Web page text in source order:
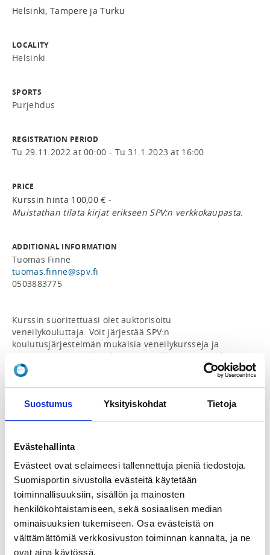
Suostumus Yksityiskohdat Tietoja
Evästehallinta
Evästeet ovat selaimeesi tallennettuja pieniä tiedostoja.
Suomisportin sivustolla evästeitä käytetään
toiminnallisuuksiin, sisällön ja mainosten
henkilökohtaistamiseen, sekä sosiaalisen median
ominaisuuksien tukemiseen. Osa evästeistä on
välttämättömiä verkkosivuston toiminnan kannalta, ja ne
ovat aina käytössä.
Helsinki, Tampere ja Turku
LOCALITY
Helsinki
SPORTS
Purjehdus
REGISTRATION PERIOD
Tu 29.11.2022 at 00:00 - Tu 31.1.2023 at 16:00
PRICE
Kurssin hinta 100,00 € -
Muistathan tilata kirjat erikseen SPV:n verkkokaupasta.
ADDITIONAL INFORMATION
Tuomas Finne
tuomas.finne@spv.fi
0503883775
Kurssin suoritettuasi olet auktorisoitu
veneilykouluttaja. Voit järjestää SPV:n
koulutusjärjestelmän mukaisia veneilykursseja ja
vastaanottaa veneilytutkintoja. Sinulla on myös oikeus
kirjoittaa käytännön veneilytaitotodistus kansainvälisen
huviveneenkuljettajakirjan (ICC) tai vuokraveneen
• Oma henkilökohtainen halu kouluttaa ja jakaa omaa
osaamistaan muille
• Kansainvälinen huviveneenkuljettajankirja tai
vastaava muodollinen pätevyys
• Monivuotinen veneilykokemus ja erilaisten veneiden
tuntemus
• Oman SPV:n jäsenseuran hyväksyntä ja suositus
Kurssi sisältää etä- ja lähiopetusjaksot.